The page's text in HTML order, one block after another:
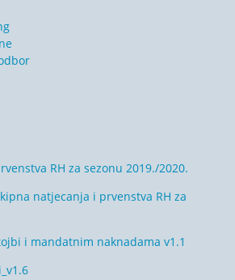
RH za sezonu 2019./2020.
natjecanja i prvenstva RH za
i mandatnim naknadama v1.1